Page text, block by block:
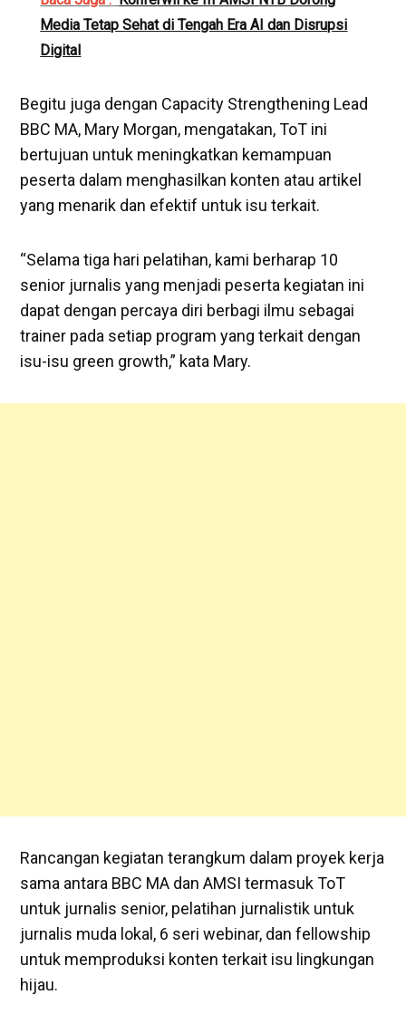
Media Tetap Sehat di Tengah Era AI dan Disrupsi
Digital
Begitu juga dengan Capacity Strengthening Lead
BBC MA, Mary Morgan, mengatakan, ToT ini
bertujuan untuk meningkatkan kemampuan
peserta dalam menghasilkan konten atau artikel
yang menarik dan efektif untuk isu terkait.
“Selama tiga hari pelatihan, kami berharap 10
senior jurnalis yang menjadi peserta kegiatan ini
dapat dengan percaya diri berbagi ilmu sebagai
trainer pada setiap program yang terkait dengan
isu-isu green growth,” kata Mary.
Rancangan kegiatan terangkum dalam proyek kerja
sama antara BBC MA dan AMSI termasuk ToT
untuk jurnalis senior, pelatihan jurnalistik untuk
jurnalis muda lokal, 6 seri webinar, dan fellowship
untuk memproduksi konten terkait isu lingkungan
hijau.